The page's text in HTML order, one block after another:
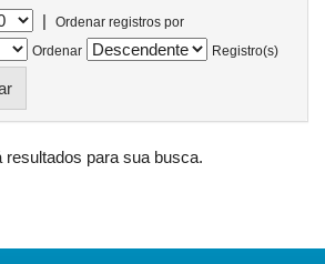
|
Ordenar registros por
Ordenar
Registro(s)
resultados para sua busca.